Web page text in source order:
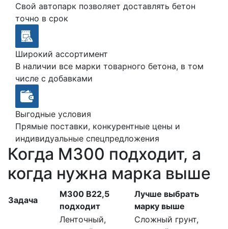
Свой автопарк позволяет доставлять бетон
точно в срок
Широкий ассортимент
В наличии все марки товарного бетона, в том
числе с добавками
Выгодные условия
Прямые поставки, конкурентные цены и
индивидуальные спецпредложения
Когда М300 подходит, а
когда нужна марка выше
Задача
М300 В22,5
подходит
Лучше выбрать
марку выше
Ленточный,
Сложный грунт,